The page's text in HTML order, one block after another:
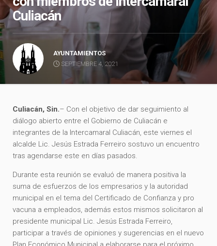
Culiacán
AYUNTAMIENTOS
SEPTIEMBRE 4, 2021
Culiacán, Sin.– Con el objetivo de dar seguimiento al
diálogo abierto entre el Gobierno de Culiacán e
integrantes de la Intercamaral Culiacán, este viernes el
alcalde Lic. Jesús Estrada Ferreiro sostuvo un encuentro
tras agendarse este en días pasados.
Durante esta reunión se evaluó de manera positiva la
suma de esfuerzos de los empresarios y la autoridad
municipal en el tema del Certificado de Confianza y pro
vacuna a empleados, además estos mismos solicitaron al
presidente municipal Lic. Jesús Estrada Ferreiro,
participar a través de opiniones y sugerencias en el nuevo